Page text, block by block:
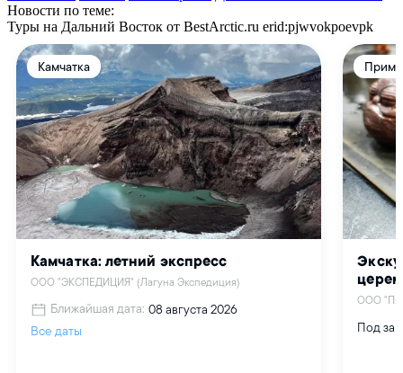
Новости по теме:
Туры на Дальний Восток от BestArctic.ru erid:pjwvokpoevpk